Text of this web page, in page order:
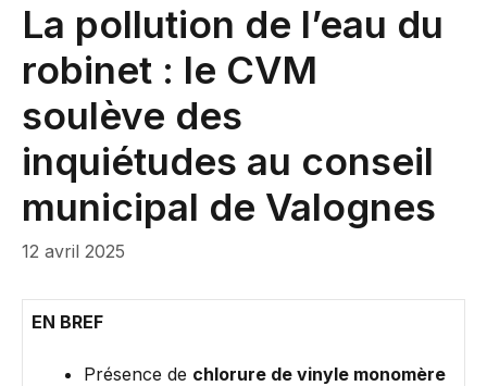
La pollution de l’eau du
robinet : le CVM
soulève des
inquiétudes au conseil
municipal de Valognes
12 avril 2025
EN BREF
Présence de chlorure de vinyle monomère